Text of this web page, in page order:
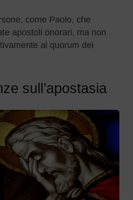
come Paolo, che
apostoli onorari, ma non
al quorum dei
sull’apostasia